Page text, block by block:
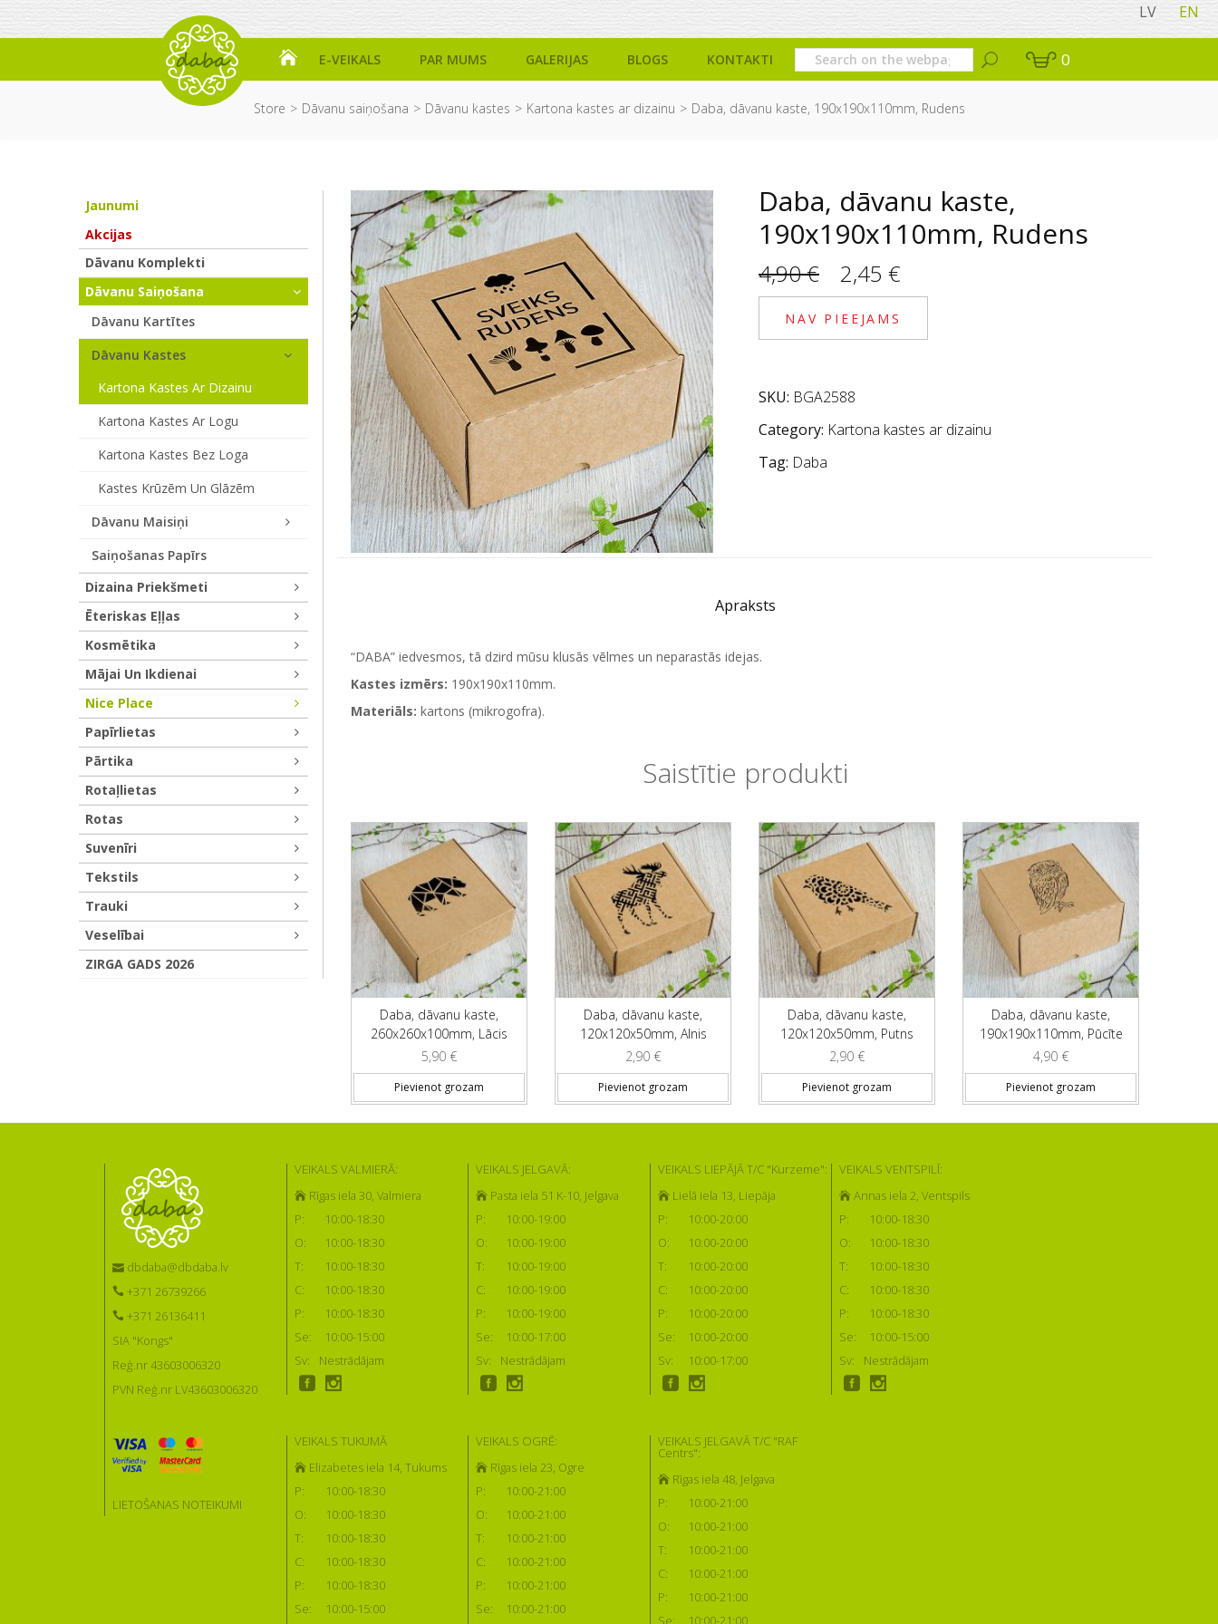
LV EN
E-VEIKALS PAR MUMS GALERIJAS BLOGS KONTAKTI 0
Store Dāvanu saiņošana Dāvanu kastes Kartona kastes ar dizainu Daba, dāvanu kaste, 190x190x110mm, Rudens
Daba, dāvanu kaste,
190x190x110mm, Rudens
4,90€ Original price was: 4,90 €.
2,45 €
NAV PIEEJAMS
SKU: BGA2588
Category: Kartona kastes ar dizainu
Tag: Daba
Apraksts
“DABA” iedvesmos, tā dzird mūsu klusās vēlmes un neparastās idejas.
Kastes izmērs: 190x190x110mm.
Materiāls: kartons (mikrogofra).
Saistītie produkti
Daba, dāvanu kaste,
260x260x100mm, Lācis
5,90 €
Pievienot grozam
Daba, dāvanu kaste,
120x120x50mm, Alnis
2,90 €
Pievienot grozam
Daba, dāvanu kaste,
120x120x50mm, Putns
2,90 €
Pievienot grozam
Daba, dāvanu kaste,
190x190x110mm, Pūcīte
4,90 €
Pievienot grozam
Jaunumi
Akcijas
Dāvanu Komplekti
Dāvanu Saiņošana
Dāvanu Kartītes
Dāvanu Kastes
Kartona Kastes Ar Dizainu
Kartona Kastes Ar Logu
Kartona Kastes Bez Loga
Kastes Krūzēm Un Glāzēm
Dāvanu Maisiņi
Saiņošanas Papīrs
Dizaina Priekšmeti
Ēteriskas Eļļas
Kosmētika
Mājai Un Ikdienai
Nice Place
Papīrlietas
Pārtika
Rotaļlietas
Rotas
Suvenīri
Tekstils
Trauki
Veselībai
ZIRGA GADS 2026
dbdaba@dbdaba.lv
+371 26739266
+371 26136411
SIA "Kongs"
Reģ.nr 43603006320
PVN Reģ.nr LV43603006320
LIETOŠANAS NOTEIKUMI
VEIKALS VALMIERĀ:
Rīgas iela 30, Valmiera
P:
10:00-18:30
O:
10:00-18:30
T:
10:00-18:30
C:
10:00-18:30
P:
10:00-18:30
Se:
10:00-15:00
Sv:
Nestrādājam
VEIKALS JELGAVĀ:
Pasta iela 51 K-10, Jelgava
P:
10:00-19:00
O:
10:00-19:00
T:
10:00-19:00
C:
10:00-19:00
P:
10:00-19:00
Se:
10:00-17:00
Sv:
Nestrādājam
VEIKALS LIEPĀJĀ T/C "Kurzeme":
Lielā iela 13, Liepāja
P:
10:00-20:00
O:
10:00-20:00
T:
10:00-20:00
C:
10:00-20:00
P:
10:00-20:00
Se:
10:00-20:00
Sv:
10:00-17:00
VEIKALS VENTSPILĪ:
Annas iela 2, Ventspils
P:
10:00-18:30
O:
10:00-18:30
T:
10:00-18:30
C:
10:00-18:30
P:
10:00-18:30
Se:
10:00-15:00
Sv:
Nestrādājam
VEIKALS TUKUMĀ
Elizabetes iela 14, Tukums
P:
10:00-18:30
O:
10:00-18:30
T:
10:00-18:30
C:
10:00-18:30
P:
10:00-18:30
Se:
10:00-15:00
VEIKALS OGRĒ:
Rīgas iela 23, Ogre
P:
10:00-21:00
O:
10:00-21:00
T:
10:00-21:00
C:
10:00-21:00
P:
10:00-21:00
Se:
10:00-21:00
VEIKALS JELGAVĀ T/C "RAF
Centrs":
Rīgas iela 48, Jelgava
P:
10:00-21:00
O:
10:00-21:00
T:
10:00-21:00
C:
10:00-21:00
P:
10:00-21:00
Se:
10:00-21:00